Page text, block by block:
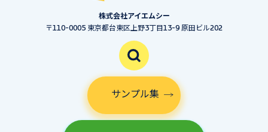
株式会社アイエムシー
〒110-0005 東京都台東区上野3丁目13-9 原田ビル202
サンプル集